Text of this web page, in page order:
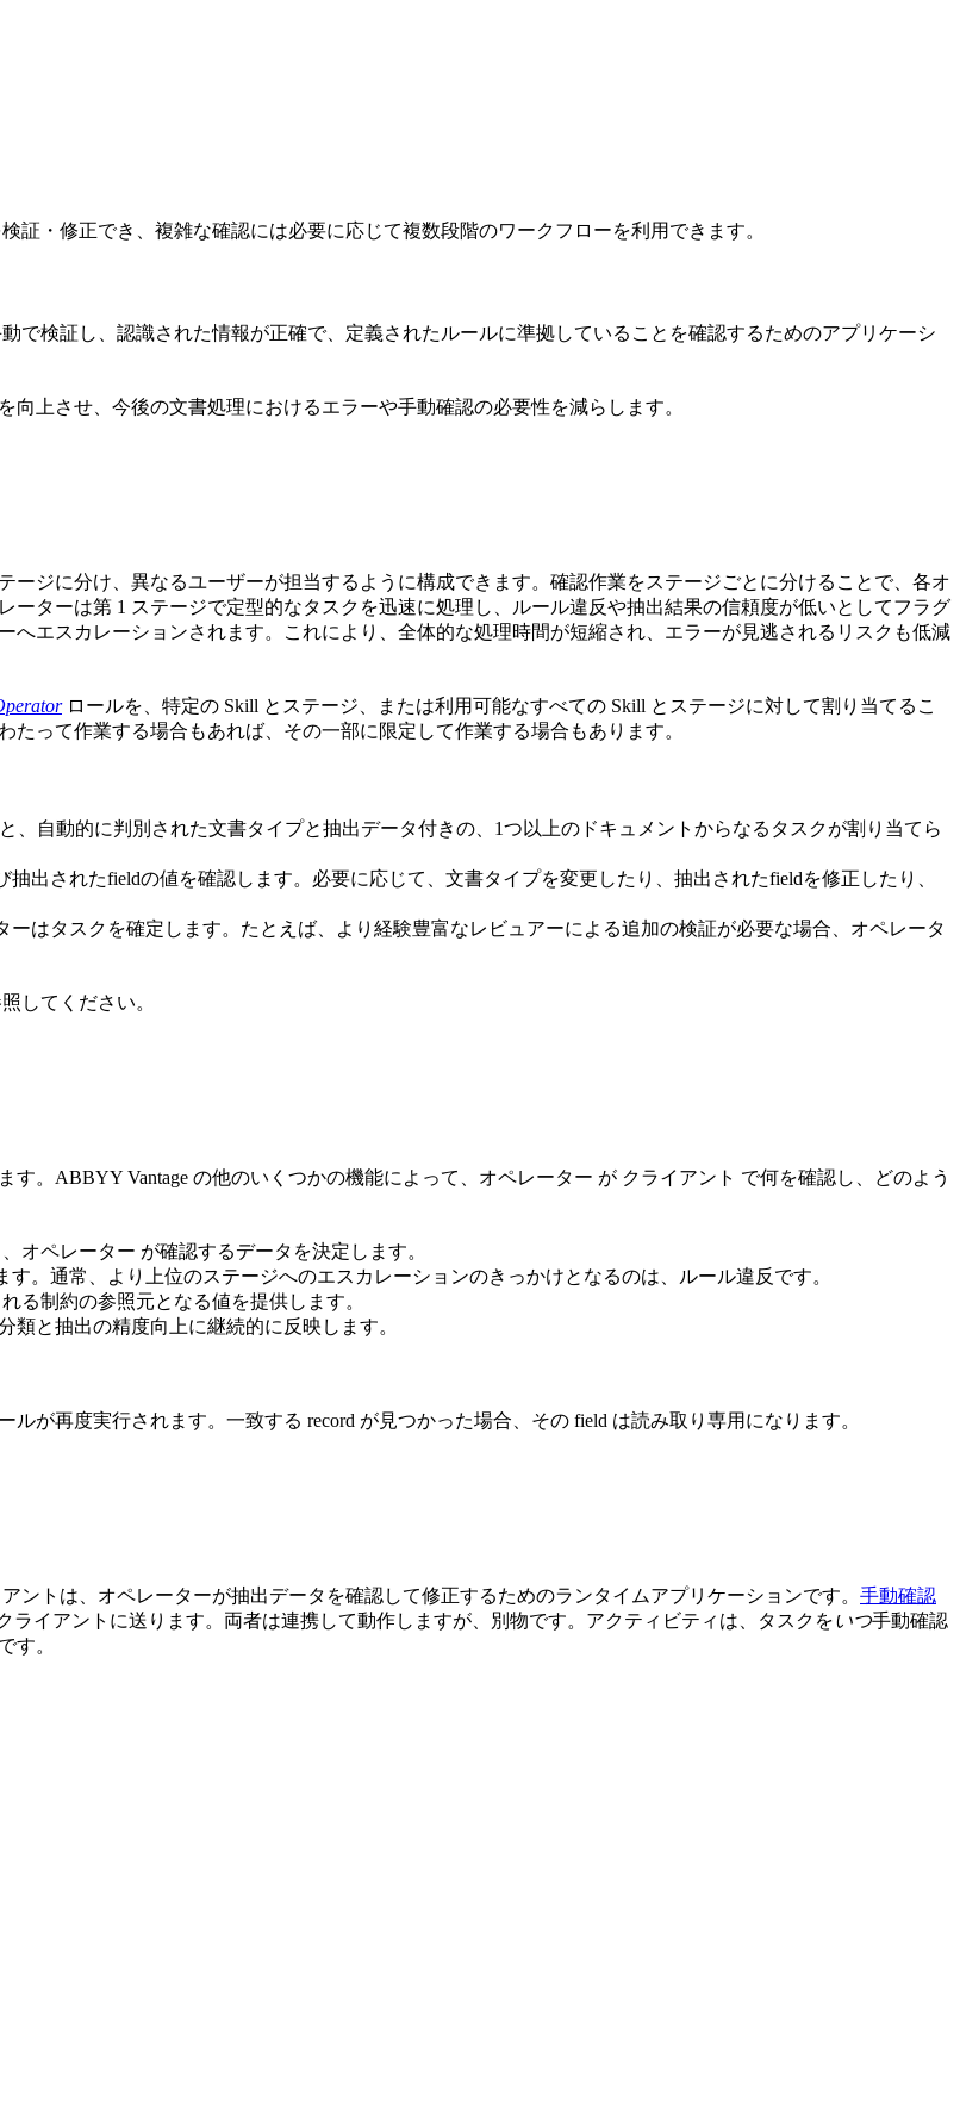
証・修正でき、複雑な確認には必要に応じて複数段階のワークフローを利用できます。
で検証し、認識された情報が正確で、定義されたルールに準拠していることを確認するためのアプリケーシ
上させ、今後の文書処理におけるエラーや手動確認の必要性を減らします。
ージに分け、異なるユーザーが担当するように構成できます。確認作業をステージごとに分けることで、各オ
ターは第 1 ステージで定型的なタスクを迅速に処理し、ルール違反や抽出結果の信頼度が低いとしてフラグ
エスカレーションされます。これにより、全体的な処理時間が短縮され、エラーが見逃されるリスクも低減
ロールを、特定の Skill とステージ、または利用可能なすべての Skill とステージに対して割り当てるこ
って作業する場合もあれば、その一部に限定して作業する場合もあります。
、自動的に判別された文書タイプと抽出データ付きの、1つ以上のドキュメントからなるタスクが割り当てら
出されたfieldの値を確認します。必要に応じて、文書タイプを変更したり、抽出されたfieldを修正したり、
ーはタスクを確定します。たとえば、より経験豊富なレビュアーによる追加の検証が必要な場合、オペレータ
してください。
。ABBYY Vantage の他のいくつかの機能によって、オペレーター が クライアント で何を確認し、どのよう
オペレーター が確認するデータを決定します。
。通常、より上位のステージへのエスカレーションのきっかけとなるのは、ルール違反です。
る制約の参照元となる値を提供します。
と抽出の精度向上に継続的に反映します。
が再度実行されます。一致する record が見つかった場合、その field は読み取り専用になります。
ントは、オペレーターが抽出データを確認して修正するためのランタイムアプリケーションです。 手動確認
ライアントに送ります。両者は連携して動作しますが、別物です。アクティビティは、タスクをいつ手動確認
す。